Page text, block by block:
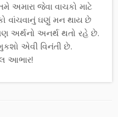
અમારા જેવા વાચકો માટે
વાંચવાનું ઘણું મન થાય છે
અર્થનો અનર્થ થતો રહે છે.
એવી વિનંતી છે.
આભાર!